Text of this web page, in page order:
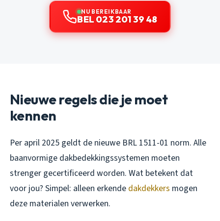
NU BEREIKBAAR
BEL 023 201 39 48
Nieuwe regels die je moet
kennen
Per april 2025 geldt de nieuwe BRL 1511-01 norm. Alle
baanvormige dakbedekkingssystemen moeten
strenger gecertificeerd worden. Wat betekent dat
voor jou? Simpel: alleen erkende dakdekkers mogen
deze materialen verwerken.